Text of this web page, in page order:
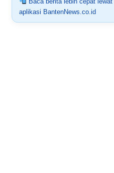
aplikasi BantenNews.co.id